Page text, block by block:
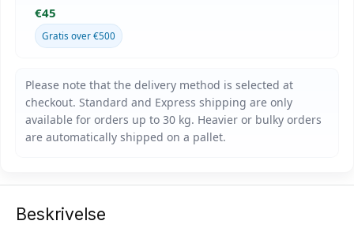
€45
Gratis over €500
Beskrivelse